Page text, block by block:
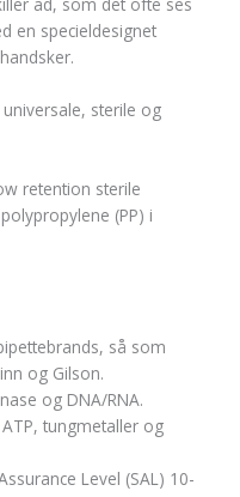
en specieldesignet
sterile og
retention sterile
(PP) i
så som
og Gilson.
og DNA/RNA.
tungmetaller og
Level (SAL) 10-